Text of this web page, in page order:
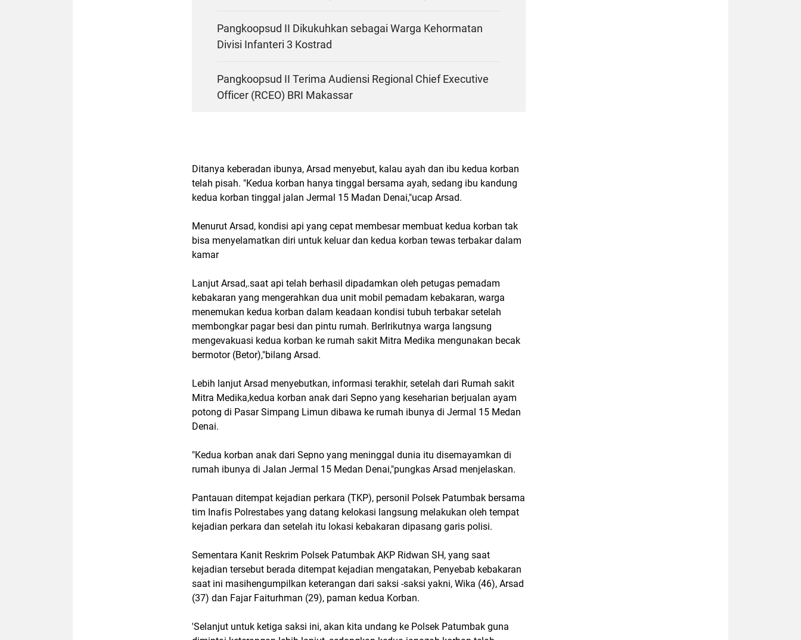
Pangkoopsud II Dikukuhkan sebagai Warga Kehormatan
Divisi Infanteri 3 Kostrad
Pangkoopsud II Terima Audiensi Regional Chief Executive
Officer (RCEO) BRI Makassar
Ditanya keberadan ibunya, Arsad menyebut, kalau ayah dan ibu kedua korban
telah pisah. "Kedua korban hanya tinggal bersama ayah, sedang ibu kandung
kedua korban tinggal jalan Jermal 15 Madan Denai,"ucap Arsad.
Menurut Arsad, kondisi api yang cepat membesar membuat kedua korban tak
bisa menyelamatkan diri untuk keluar dan kedua korban tewas terbakar dalam
kamar
Lanjut Arsad,.saat api telah berhasil dipadamkan oleh petugas pemadam
kebakaran yang mengerahkan dua unit mobil pemadam kebakaran, warga
menemukan kedua korban dalam keadaan kondisi tubuh terbakar setelah
membongkar pagar besi dan pintu rumah. Berlrikutnya warga langsung
mengevakuasi kedua korban ke rumah sakit Mitra Medika mengunakan becak
bermotor (Betor),"bilang Arsad.
Lebih lanjut Arsad menyebutkan, informasi terakhir, setelah dari Rumah sakit
Mitra Medika,kedua korban anak dari Sepno yang keseharian berjualan ayam
potong di Pasar Simpang Limun dibawa ke rumah ibunya di Jermal 15 Medan
Denai.
"Kedua korban anak dari Sepno yang meninggal dunia itu disemayamkan di
rumah ibunya di Jalan Jermal 15 Medan Denai,"pungkas Arsad menjelaskan.
Pantauan ditempat kejadian perkara (TKP), personil Polsek Patumbak bersama
tim Inafis Polrestabes yang datang kelokasi langsung melakukan oleh tempat
kejadian perkara dan setelah itu lokasi kebakaran dipasang garis polisi.
Sementara Kanit Reskrim Polsek Patumbak AKP Ridwan SH, yang saat
kejadian tersebut berada ditempat kejadian mengatakan, Penyebab kebakaran
saat ini masihengumpilkan keterangan dari saksi -saksi yakni, Wika (46), Arsad
(37) dan Fajar Faiturhman (29), paman kedua Korban.
'Selanjut untuk ketiga saksi ini, akan kita undang ke Polsek Patumbak guna